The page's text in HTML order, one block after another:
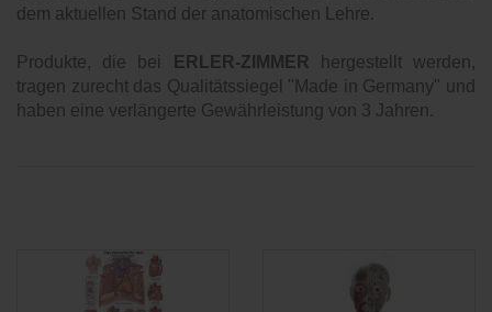
dem aktuellen Stand der anatomischen Lehre.
Produkte, die bei ERLER-ZIMMER hergestellt werden,
tragen zurecht das Qualitätssiegel "Made in Germany" und
haben eine verlängerte Gewährleistung von 3 Jahren.